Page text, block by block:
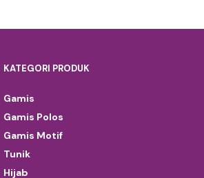
KATEGORI PRODUK
Gamis
Gamis Polos
Gamis Motif
Tunik
Hijab